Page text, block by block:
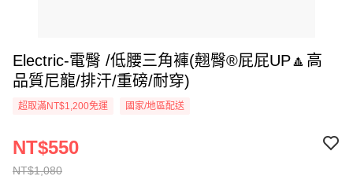
Electric-電臀 /低腰三角褲(翹臀®屁屁UP🔼高
品質尼龍/排汗/重磅/耐穿)
超取滿NT$1,200免運 國家/地區配送
NT$1,080
NT$550